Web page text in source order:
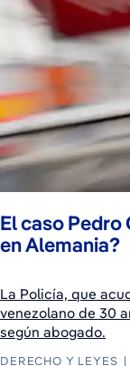
El caso
en Alemania?
La Policía, que
venezolano de 30
según abogado.
DERECHO Y LEYES